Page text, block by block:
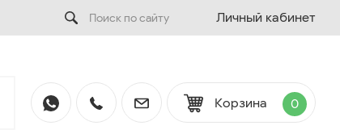
Личный кабинет
Корзина 0